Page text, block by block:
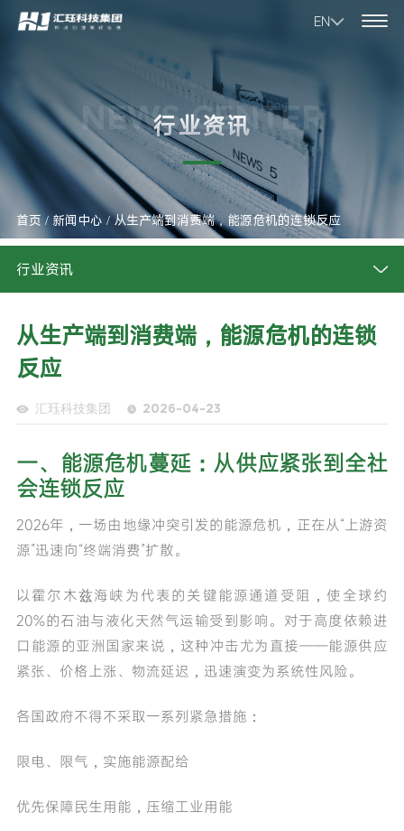
EN
NEWS CENTER
行业资讯
首页/ 新闻中心 /从生产端到消费端，能源危机的连锁反应
行业资讯
从生产端到消费端，能源危机的连锁
反应
汇珏科技集团 2026-04-23
一、能源危机蔓延：从供应紧张到全社
会连锁反应
2026年，一场由地缘冲突引发的能源危机，正在从“上游资
源”迅速向“终端消费”扩散。
以霍尔木兹海峡为代表的关键能源通道受阻，使全球约
20%的石油与液化天然气运输受到影响。对于高度依赖进
口能源的亚洲国家来说，这种冲击尤为直接——能源供应
紧张、价格上涨、物流延迟，迅速演变为系统性风险。
各国政府不得不采取一系列紧急措施：
限电、限气，实施能源配给
优先保障民生用能，压缩工业用能